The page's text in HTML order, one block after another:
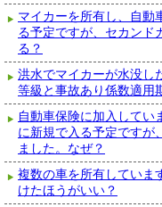
マイカーを所有し、自動
る予定ですが、セカンド
る？
洪水でマイカーが水没し
等級と事故あり係数適用
自動車保険に加入してい
に新規で入る予定ですが
ました。なぜ？
複数の車を所有していま
けたほうがいい？